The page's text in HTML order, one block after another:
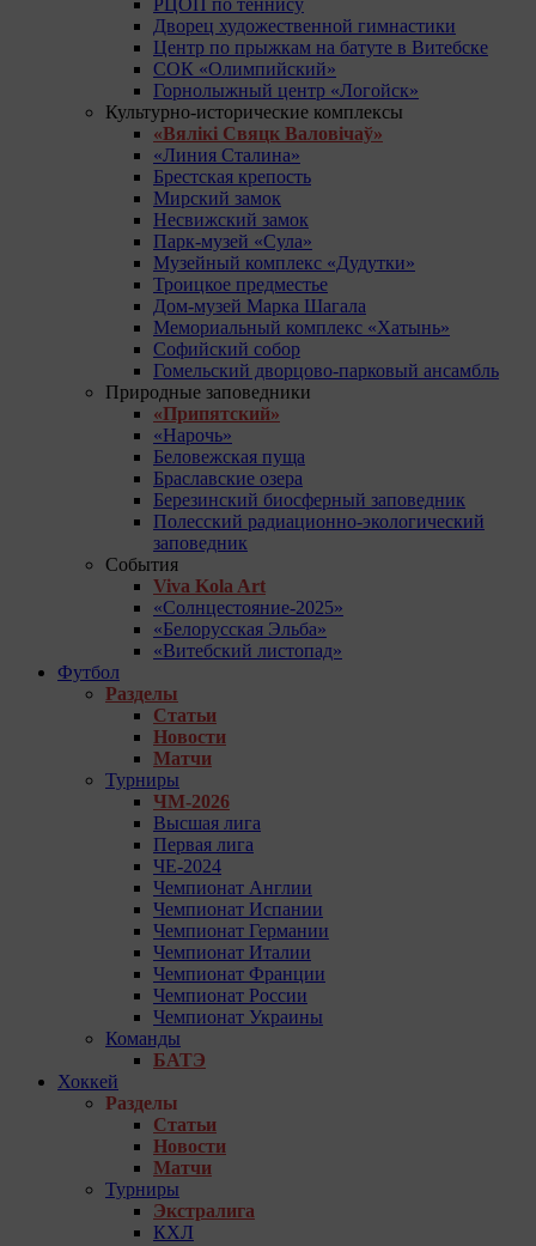
РЦОП по теннису
Дворец художественной гимнастики
Центр по прыжкам на батуте в Витебске
СОК «Олимпийский»
Горнолыжный центр «Логойск»
Культурно-исторические комплексы
«Вялікі Свяцк Валовічаў»
«Линия Сталина»
Брестская крепость
Мирский замок
Несвижский замок
Парк-музей «Сула»
Музейный комплекс «Дудутки»
Троицкое предместье
Дом-музей Марка Шагала
Мемориальный комплекс «Хатынь»
Софийский собор
Гомельский дворцово-парковый ансамбль
Природные заповедники
«Припятский»
«Нарочь»
Беловежская пуща
Браславские озера
Березинский биосферный заповедник
Полесский радиационно-экологический
заповедник
События
Viva Kola Art
«Солнцестояние-2025»
«Белорусская Эльба»
«Витебский листопад»
Футбол
Разделы
Статьи
Новости
Матчи
Турниры
ЧМ-2026
Высшая лига
Первая лига
ЧЕ-2024
Чемпионат Англии
Чемпионат Испании
Чемпионат Германии
Чемпионат Италии
Чемпионат Франции
Чемпионат России
Чемпионат Украины
Команды
БАТЭ
Хоккей
Разделы
Статьи
Новости
Матчи
Турниры
Экстралига
КХЛ